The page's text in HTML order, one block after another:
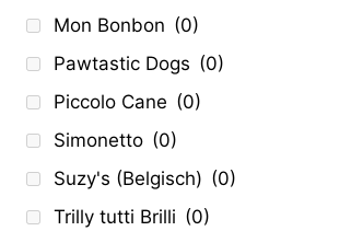
Mon Bonbon (0)
Pawtastic Dogs (0)
Piccolo Cane (0)
Simonetto (0)
Suzy's (Belgisch) (0)
Trilly tutti Brilli (0)